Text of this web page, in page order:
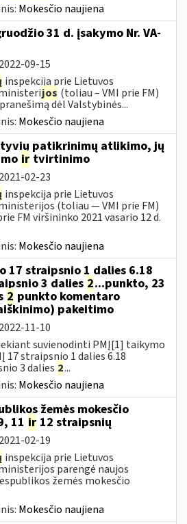
Mokesčio naujiena
31 d. įsakymo Nr. VA-
2022-09-15
inspekcija prie Lietuvos
jos (toliau – VMI prie FM)
dėl Valstybinės...
Mokesčio naujiena
patikrinimų atlikimo, jų
ir tvirtinimo
2021-02-23
inspekcija prie Lietuvos
(toliau ― VMI prie FM)
FM viršininko 2021 vasario 12 d.
Mokesčio naujiena
17 straipsnio 1 dalies 6.18
3 dalies 2...punkto, 23
2 punkto komentaro
pakeitimo
2022-11-10
suvienodinti PMĮ[1] taikymo
17 straipsnio 1 dalies 6.18
3 dalies 2...
Mokesčio naujiena
žemės mokesčio
11 ir 12 straipsnių
2021-02-19
inspekcija prie Lietuvos
parengė naujos
žemės mokesčio
Mokesčio naujiena